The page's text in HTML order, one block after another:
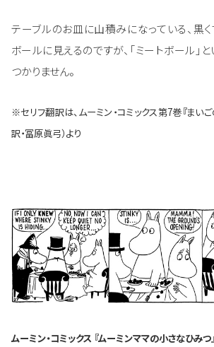
テーブルのお皿に山積みになっている、黒
ボールに見えるのですが、「ミートボール」
つかりません。
※セリフ翻訳は、ムーミン・コミックス第7巻『まい
訳・冨原眞弓）より
ムーミン・コミックス 『ムーミンママの小さなひみつ